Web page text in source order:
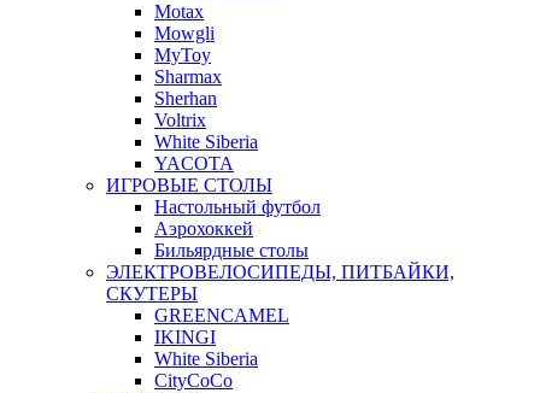
Motax
Mowgli
MyToy
Sharmax
Sherhan
Voltrix
White Siberia
YACOTA
ИГРОВЫЕ СТОЛЫ
Настольный футбол
Аэрохоккей
Бильярдные столы
ЭЛЕКТРОВЕЛОСИПЕДЫ, ПИТБАЙКИ,
СКУТЕРЫ
GREENCAMEL
IKINGI
White Siberia
CityCoCo